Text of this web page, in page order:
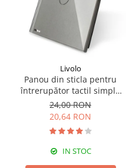
Livolo
Panou din sticla pentru
întrerupător tactil simplu
Livolo
24,00 RON
20,64 RON
IN STOC